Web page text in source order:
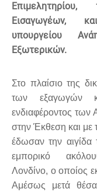
Εισαγωγέων,
υπουργείου
Εξωτερικών.
Στο πλαίσιο της
των εξαγωγών
ενδιαφέροντος των
στην Έκθεση και με
έδωσαν την
εμπορικό
Λονδίνο, ο οποίος
Αμέσως μετά